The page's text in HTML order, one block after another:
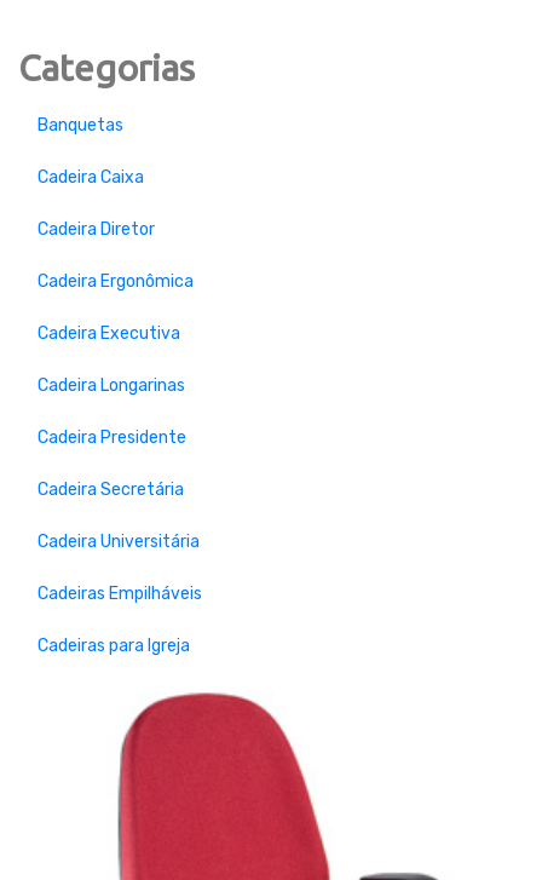
Categorias
Banquetas
Cadeira Caixa
Cadeira Diretor
Cadeira Ergonômica
Cadeira Executiva
Cadeira Longarinas
Cadeira Presidente
Cadeira Secretária
Cadeira Universitária
Cadeiras Empilháveis
Cadeiras para Igreja